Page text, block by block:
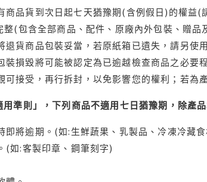
商品貨到次日起七天猶豫期(含例假日)的權益
(包含全部商品、配件、原廠內外包裝、贈品
退貨商品包裝妥當，若原紙箱已遺失，請另
裝損毀將可能被認定為已逾越檢查商品之必
接受，再行拆封，以免影響您的權利；若為
準則」，下列商品不適用七日猶豫期，除產
即將逾期。(如:生鮮蔬果、乳製品、冷凍冷藏
(如:客製印章、鋼筆刻字)